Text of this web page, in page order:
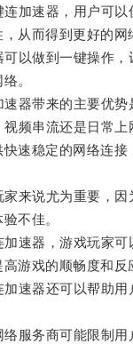
速器，用户可以
从而得到更好的网
做到一键操作，
。
带来的主要优势
串流还是日常上
速稳定的网络连接
说尤为重要，因
不佳。
器，游戏玩家可
游戏的顺畅度和反
器还可以帮助用
务商可能限制用